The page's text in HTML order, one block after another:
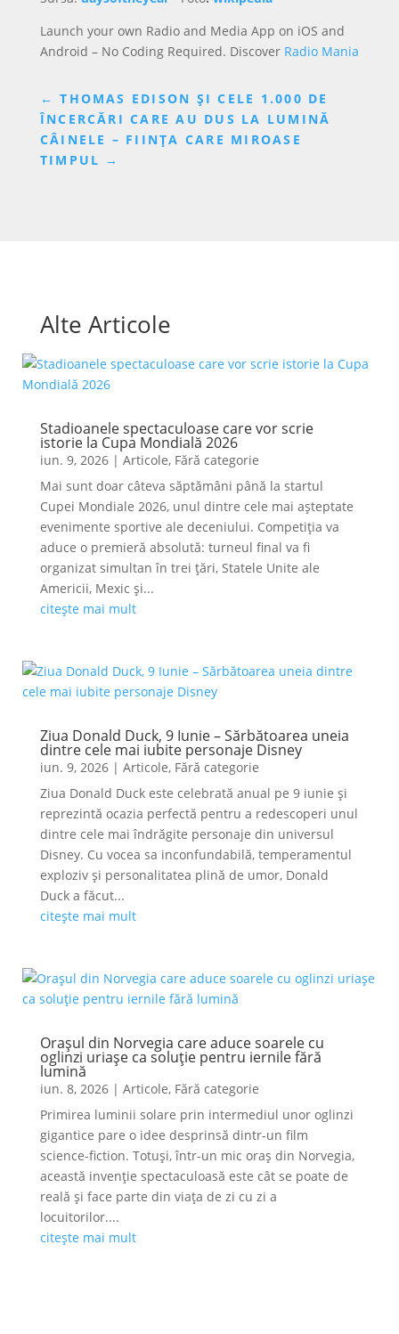
Launch your own Radio and Media App on iOS and
Android – No Coding Required. Discover Radio Mania
←THOMAS EDISON ȘI CELE 1.000 DE
ÎNCERCĂRI CARE AU DUS LA LUMINĂ
CÂINELE – FIINȚA CARE MIROASE
TIMPUL →
Alte Articole
Stadioanele spectaculoase care vor scrie
istorie la Cupa Mondială 2026
iun. 9, 2026| Articole, Fără categorie
Mai sunt doar câteva săptămâni până la startul
Cupei Mondiale 2026, unul dintre cele mai așteptate
evenimente sportive ale deceniului. Competiția va
aduce o premieră absolută: turneul final va fi
organizat simultan în trei țări, Statele Unite ale
Americii, Mexic și...
citește mai mult
Ziua Donald Duck, 9 Iunie – Sărbătoarea uneia
dintre cele mai iubite personaje Disney
iun. 9, 2026| Articole, Fără categorie
Ziua Donald Duck este celebrată anual pe 9 iunie și
reprezintă ocazia perfectă pentru a redescoperi unul
dintre cele mai îndrăgite personaje din universul
Disney. Cu vocea sa inconfundabilă, temperamentul
exploziv și personalitatea plină de umor, Donald
Duck a făcut...
citește mai mult
Orașul din Norvegia care aduce soarele cu
oglinzi uriașe ca soluție pentru iernile fără
lumină
iun. 8, 2026| Articole, Fără categorie
Primirea luminii solare prin intermediul unor oglinzi
gigantice pare o idee desprinsă dintr-un film
science-fiction. Totuși, într-un mic oraș din Norvegia,
această invenție spectaculoasă este cât se poate de
reală și face parte din viața de zi cu zi a
locuitorilor....
citește mai mult